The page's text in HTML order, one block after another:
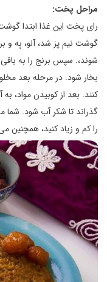
مراحل پخت:
رای پخت این غذا ابتدا
گوشت نیم پز شد، آلو، بِه و
شوند،. سپس برنج را به
بخار شود. در مرحله بعد
کنند. بعد از کوبیدن مواد،
گذراند تا شکر آب شود. شما
را کم و زیاد کنید، همچنین